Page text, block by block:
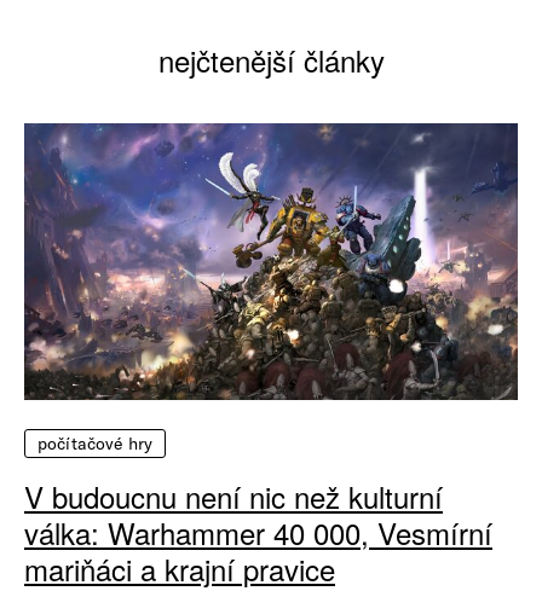
nejčtenější články
počítačové hry
V budoucnu není nic než kulturní
válka: Warhammer 40 000, Vesmírní
mariňáci a krajní pravice